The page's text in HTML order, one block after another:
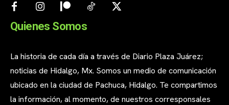
Quienes Somos
La historia de cada día a través de Diario Plaza Juárez;
noticias de Hidalgo, Mx. Somos un medio de comunicación
ubicado en la ciudad de Pachuca, Hidalgo. Te compartimos
la información, al momento, de nuestros corresponsales